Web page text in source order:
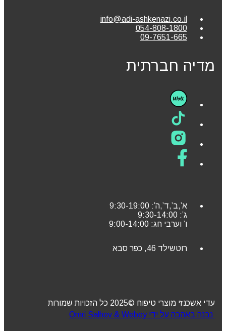
info@adi-ashkenazi.co.il
054-808-1800
09-7651-665
מדיה חברתית
א’,ב’,ד’,ה’: 9:30-19:00
ג’: 9:30-14:00
ו’ וערבי חג: 9:00-14:00
רוטשילד 46, כפר סבא
עדי אשכנזי מוצרי טיפוח ©2025 כל הזכויות שמורות
נבנה באהבה על ידי Omri Salhov & Webey